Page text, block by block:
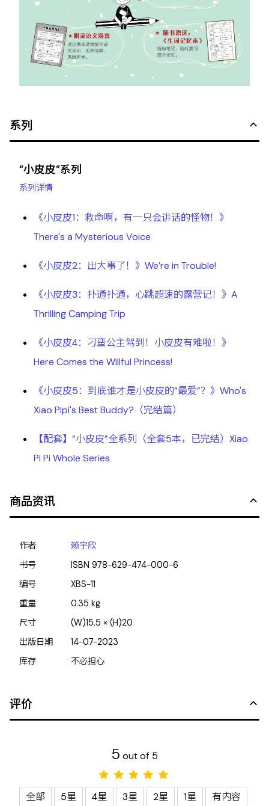
系列
“小皮皮”系列
系列详情
《小皮皮1：救命啊，有一只会讲话的怪物！》
There's a Mysterious Voice
《小皮皮2：出大事了！》We’re in Trouble!
《小皮皮3：扑通扑通，心跳超速的露营记！》A
Thrilling Camping Trip
《小皮皮4：刁蛮公主驾到！小皮皮有难啦！》
Here Comes the Willful Princess!
《小皮皮5：到底谁才是小皮皮的“最爱”？》Who's
Xiao Pipi's Best Buddy?（完结篇）
【配套】“小皮皮”全系列（全套5本，已完结）Xiao
Pi Pi Whole Series
商品资讯
作者
赖宇欣
书号
ISBN978-629-474-000-6
编号
XBS-11
重量
0.35 kg
尺寸
(W)15.5 × (H)20
出版日期
14-07-2023
库存
不必担心
评价
5 out of 5
全部 5星 4星 3星 2星 1星 有内容